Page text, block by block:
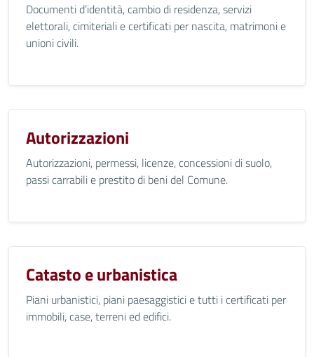
Documenti d’identità, cambio di residenza, servizi
elettorali, cimiteriali e certificati per nascita, matrimoni e
unioni civili.
Autorizzazioni
Autorizzazioni, permessi, licenze, concessioni di suolo,
passi carrabili e prestito di beni del Comune.
Catasto e urbanistica
Piani urbanistici, piani paesaggistici e tutti i certificati per
immobili, case, terreni ed edifici.